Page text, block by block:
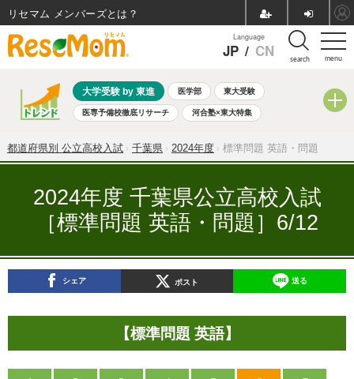
menu
Language
JP / CN search
大学受験 by 東進 医学部 東大受験
医専予備校徹底リサーチ 河合塾×東大特集
共通テスト 夏休み 8月開催学校説明会・相談会
自由研究教材（小学生向け） 自由研究教材（中学生向け）
ランキング
都道府県別 公立高校入試 千葉県 2024年度 標準問題 英語・問題
2024年度 千葉県公立高校入試
［標準問題 英語・問題］6/12
シェア ポスト 送る
【標準問題 英語】
リセマム メンバーズ